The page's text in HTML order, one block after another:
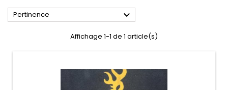
Pertinence 
Affichage 1-1 de 1 article(s)